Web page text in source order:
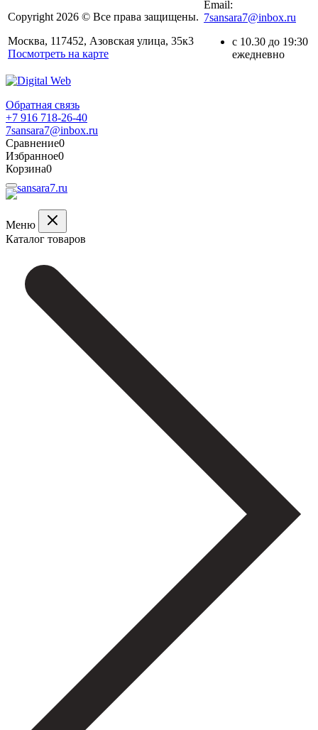
Copyright 2026 © Все права защищены.
Москва, 117452, Азовская улица, 35к3
Посмотреть на карте
Email:
7sansara7@inbox.ru
с 10.30 до 19:30
ежедневно
Обратная связь
+7 916 718-26-40
7sansara7@inbox.ru
Сравнение0
Избранное0
Корзина0
Меню
Каталог товаров